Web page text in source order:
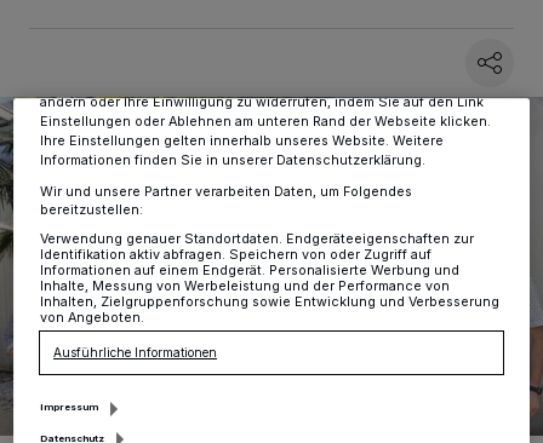
Anzeigen möglicherweise nicht mehr so relevant für Sie. Sie können
ändern oder Ihre Einwilligung zu widerrufen, indem Sie auf den Link
Einstellungen oder Ablehnen am unteren Rand der Webseite klicken.
Ihre Einstellungen gelten innerhalb unseres Website. Weitere
Informationen finden Sie in unserer Datenschutzerklärung.
Wir und unsere Partner verarbeiten Daten, um Folgendes
bereitzustellen:
Verwendung genauer Standortdaten. Endgeräteeigenschaften zur
Identifikation aktiv abfragen. Speichern von oder Zugriff auf
Informationen auf einem Endgerät. Personalisierte Werbung und
Inhalte, Messung von Werbeleistung und der Performance von
Inhalten, Zielgruppenforschung sowie Entwicklung und Verbesserung
von Angeboten.
Ausführliche Informationen
Impressum
Datenschutz